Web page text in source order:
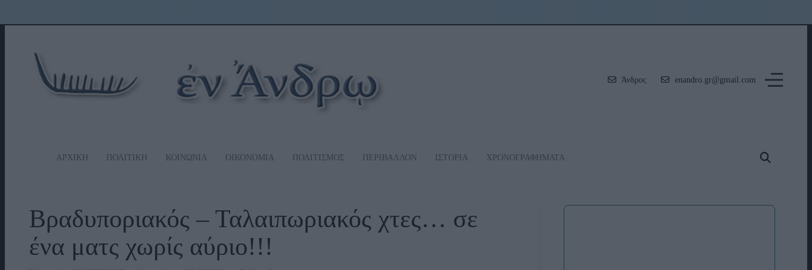
Άνδρος enandro.gr@gmail.com
ΑΡΧΙΚΗ ΠΟΛΙΤΙΚΗ ΚΟΙΝΩΝΙΑ ΟΙΚΟΝΟΜΙΑ ΠΟΛΙΤΙΣΜΟΣ ΠΕΡΙΒΑΛΛΟΝ ΙΣΤΟΡΙΑ ΧΡΟΝΟΓΡΑΦΗΜΑΤΑ
Βραδυποριακός – Ταλαιπωριακός χτες… σε
ένα ματς χωρίς αύριο!!!